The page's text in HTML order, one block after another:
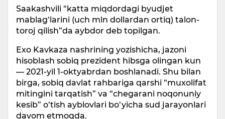
Saakashvili “katta miqdordagi byudjet
mablag‘larini (uch mln dollardan ortiq) talon-
toroj qilish”da aybdor deb topilgan.
Exo Kavkaza nashrining yozishicha, jazoni
hisoblash sobiq prezident hibsga olingan kun
— 2021-yil 1-oktyabrdan boshlanadi. Shu bilan
birga, sobiq davlat rahbariga qarshi “muxolifat
mitingini tarqatish” va “chegarani noqonuniy
kesib” o‘tish ayblovlari bo‘yicha sud jarayonlari
davom etmoqda.